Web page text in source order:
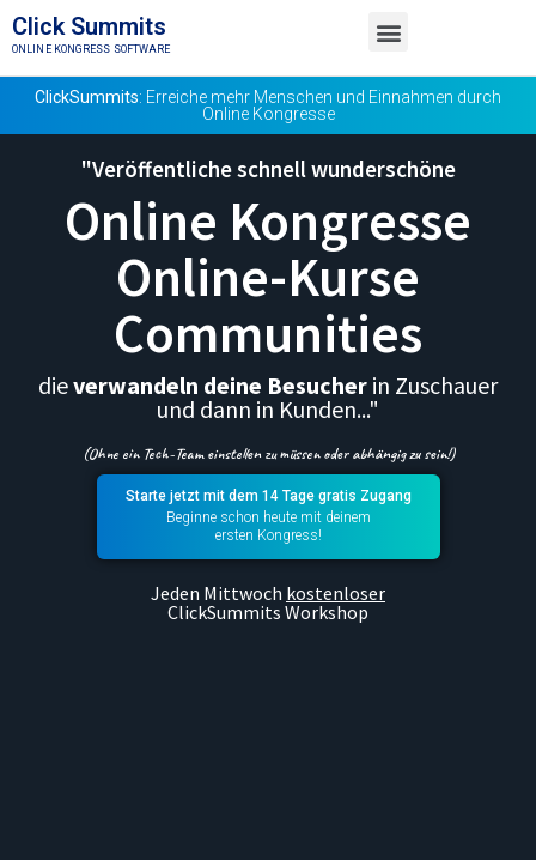
Click Summits
ONLINE KONGRESS SOFTWARE
ClickSummits: Erreiche mehr Menschen und Einnahmen durch
Online Kongresse
"Veröffentliche schnell wunderschöne
Online Kongresse
Online-Kurse
Communities
dieverwandeln deine Besucher in Zuschauer
und dann in Kunden..."
(Ohne ein Tech-Team einstellen zu müssen oder abhängig zu sein!)
Starte jetzt mit dem 14 Tage gratis Zugang
Beginne schon heute mit deinem
ersten Kongress!
Jeden Mittwoch kostenloser
ClickSummits Workshop